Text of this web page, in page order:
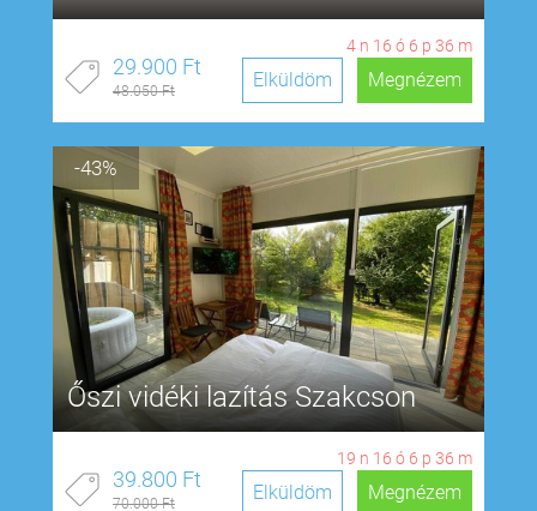
4 n 16 ó 6 p 35 m
29.900 Ft
48.050 Ft Megnézem
Elküldöm
-43%
Őszi vidéki lazítás Szakcson
19 n 16 ó 6 p 35 m
39.800 Ft
70.000 Ft Megnézem
Elküldöm